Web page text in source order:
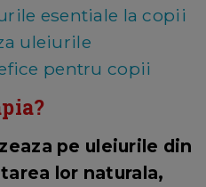
esentiale la copii
uleiurile
pentru copii
pe uleiurile din
lor naturala,